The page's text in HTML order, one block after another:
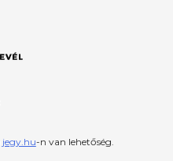
jegy.hu-n van lehetőség.